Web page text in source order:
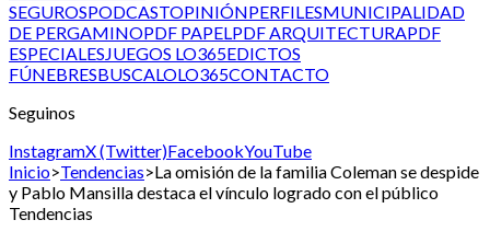
SEGUROSPODCASTOPINIÓNPERFILESMUNICIPALIDAD
DE PERGAMINOPDF PAPELPDF ARQUITECTURAPDF
ESPECIALESJUEGOS LO365EDICTOS
FÚNEBRESBUSCALOLO365CONTACTO
Seguinos
InstagramX (Twitter)FacebookYouTube
Inicio>Tendencias>La omisión de la familia Coleman se despide
y Pablo Mansilla destaca el vínculo logrado con el público
Tendencias